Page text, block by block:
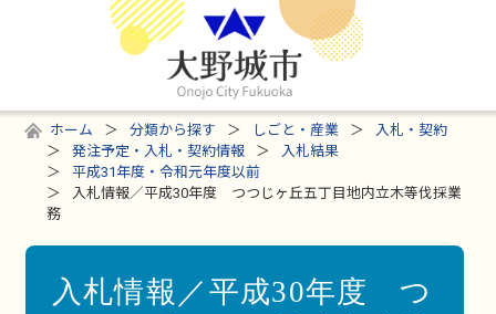
ホーム 分類から探す しごと・産業
入札・契約
発注予定・入札・契約情報
入札結果
平成31年度・令和元年度以前
入札情報／平成30年度 つつじヶ丘五丁目地内立木等伐採業
務
入札情報／平成30年度 つ